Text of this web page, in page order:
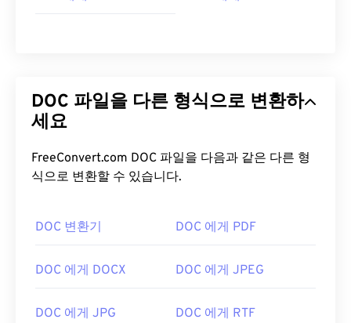
DOC 파일을 다른 형식으로 변환하
세요
FreeConvert.com DOC 파일을 다음과 같은 다른 형
식으로 변환할 수 있습니다.
DOC 변환기 DOC 에게 PDF
DOC 에게 DOCX DOC 에게 JPEG
DOC 에게 JPG DOC 에게 RTF